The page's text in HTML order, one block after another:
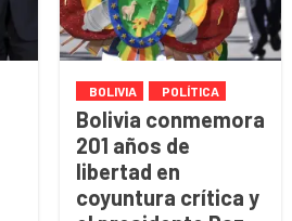
BOLIVIA POLÍTICA
Bolivia conmemora
201 años de
libertad en
coyuntura crítica y